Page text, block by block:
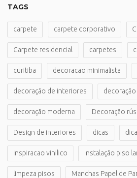
TAGS
carpete carpete corporativo
Carpete residencial carpetes
curitiba decoracao minimalista
decoração de interiores decoração
decoração moderna Decoração
Design de interiores dicas
inspiracao vinilico instalação piso
limpeza pisos Manchas Papel de